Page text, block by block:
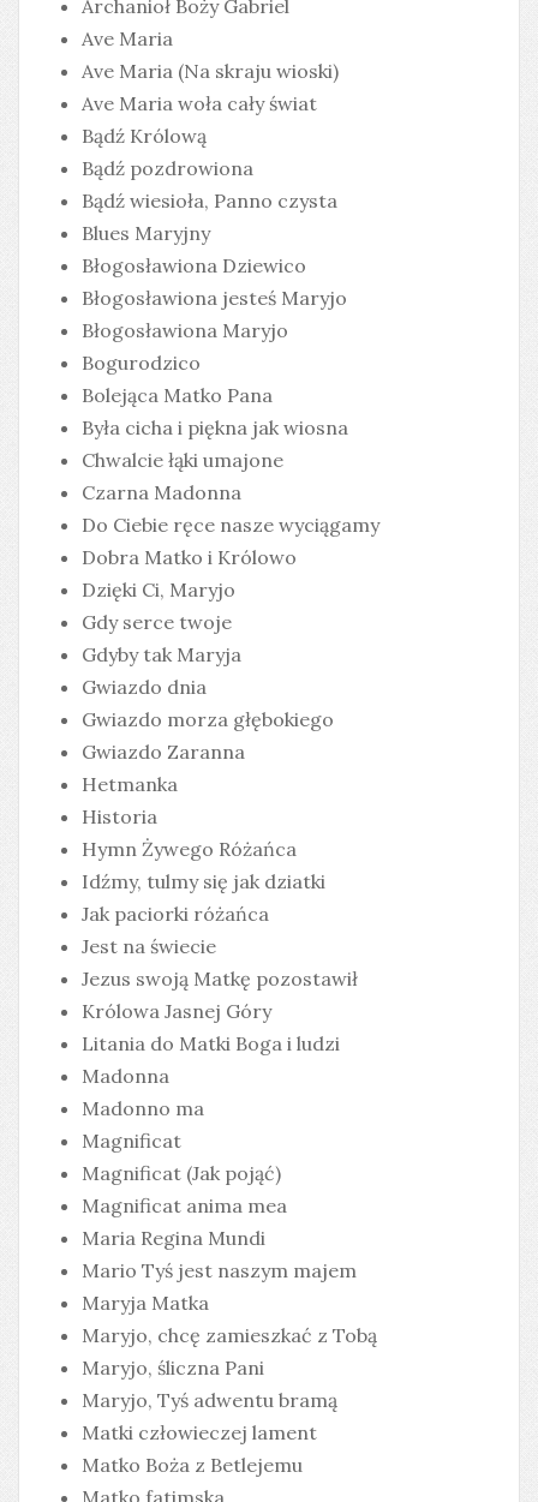
Archanioł Boży Gabriel
Ave Maria
Ave Maria (Na skraju wioski)
Ave Maria woła cały świat
Bądź Królową
Bądź pozdrowiona
Bądź wiesioła, Panno czysta
Blues Maryjny
Błogosławiona Dziewico
Błogosławiona jesteś Maryjo
Błogosławiona Maryjo
Bogurodzico
Bolejąca Matko Pana
Była cicha i piękna jak wiosna
Chwalcie łąki umajone
Czarna Madonna
Do Ciebie ręce nasze wyciągamy
Dobra Matko i Królowo
Dzięki Ci, Maryjo
Gdy serce twoje
Gdyby tak Maryja
Gwiazdo dnia
Gwiazdo morza głębokiego
Gwiazdo Zaranna
Hetmanka
Historia
Hymn Żywego Różańca
Idźmy, tulmy się jak dziatki
Jak paciorki różańca
Jest na świecie
Jezus swoją Matkę pozostawił
Królowa Jasnej Góry
Litania do Matki Boga i ludzi
Madonna
Madonno ma
Magnificat
Magnificat (Jak pojąć)
Magnificat anima mea
Maria Regina Mundi
Mario Tyś jest naszym majem
Maryja Matka
Maryjo, chcę zamieszkać z Tobą
Maryjo, śliczna Pani
Maryjo, Tyś adwentu bramą
Matki człowieczej lament
Matko Boża z Betlejemu